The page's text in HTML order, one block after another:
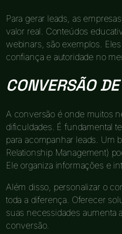
Para gerar leads, as
valor real. Conteúdos
webinars, são exemplos.
confiança e autoridade no
CONVERSÃO
A conversão é onde muitos
dificuldades. É fundamental
para acompanhar leads. Um
Relationship Management)
Ele organiza informações e
Além disso, personalizar o
toda a diferença. Oferecer
suas necessidades aumenta
conversão.